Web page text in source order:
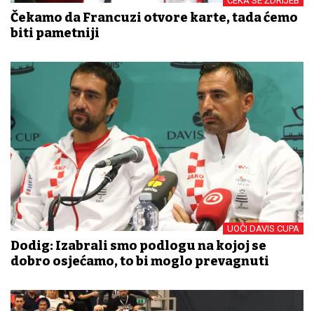
Čekamo da Francuzi otvore karte, tada ćemo
biti pametniji
UOČI DAVIS CUPA
Dodig: Izabrali smo podlogu na kojoj se
dobro osjećamo, to bi moglo prevagnuti